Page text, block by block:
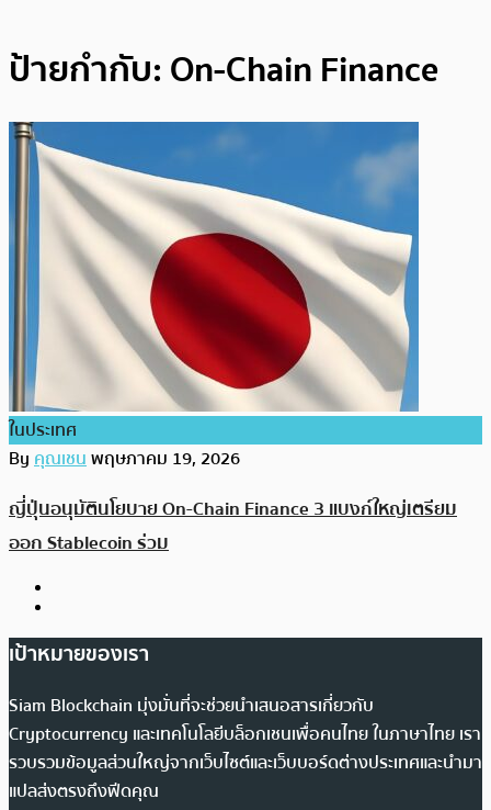
ป้ายกำกับ: On-Chain Finance
ในประเทศ
Byคุณเชนพฤษภาคม 19, 2026
ญี่ปุ่นอนุมัตินโยบาย On-Chain Finance 3 แบงก์ใหญ่เตรียม
ออก Stablecoin ร่วม
เป้าหมายของเรา
Siam Blockchain มุ่งมั่นที่จะช่วยนำเสนอสารเกี่ยวกับ
Cryptocurrency และเทคโนโลยีบล็อกเชนเพื่อคนไทย ในภาษาไทย เรา
รวบรวมข้อมูลส่วนใหญ่จากเว็บไซต์และเว็บบอร์ดต่างประเทศและนำมา
แปลส่งตรงถึงฟีดคุณ